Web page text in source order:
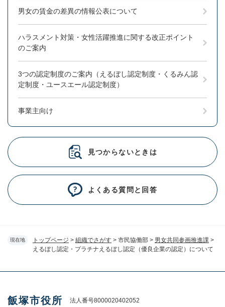
現在地 トップページ > 組織でさがす > 市民協働部 > 男女共同参画推進課 >
えるぼし認定・プラチナえるぼし認定（優良企業の認定）について
男女の賃金の差異の情報公表について
ハラスメント対策・女性活躍推進に関する改正ポイント
のご案内
3つの認定制度のご案内（えるぼし認定制度・くるみん認
定制度・ユースエール認定制度）
事業主向け
見つからないときは
よくある質問と回答
飯塚市役所 法人番号8000020402052